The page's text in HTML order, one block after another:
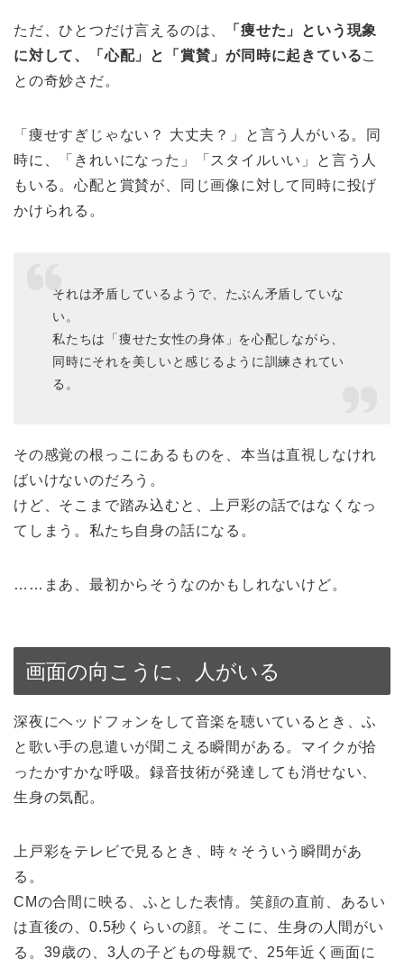
ただ、ひとつだけ言えるのは、
「痩せた」という現象
に対して、「心配」と「賞賛」が同時に起きているこ
との奇妙さだ。
「痩せすぎじゃない？ 大丈夫？」と言う人がいる。同
時に、「きれいになった」「スタイルいい」と言う人
もいる。心配と賞賛が、同じ画像に対して同時に投げ
かけられる。
それは矛盾しているようで、たぶん矛盾していな
い。
私たちは「痩せた女性の身体」を心配しながら、
同時にそれを美しいと感じるように訓練されてい
る。
その感覚の根っこにあるものを、本当は直視しなけれ
ばいけないのだろう。
けど、そこまで踏み込むと、上戸彩の話ではなくなっ
てしまう。私たち自身の話になる。
……まあ、最初からそうなのかもしれないけど。
画面の向こうに、人がいる
深夜にヘッドフォンをして音楽を聴いているとき、ふ
と歌い手の息遣いが聞こえる瞬間がある。マイクが拾
ったかすかな呼吸。録音技術が発達しても消せない、
生身の気配。
上戸彩をテレビで見るとき、時々そういう瞬間があ
る。
CMの合間に映る、ふとした表情。笑顔の直前、あるい
は直後の、0.5秒くらいの顔。そこに、生身の人間がい
る。39歳の、3人の子どもの母親で、25年近く画面に